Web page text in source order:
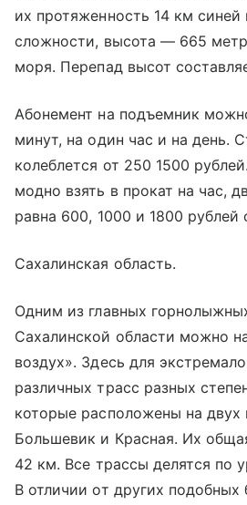
их протяженность 14 км синей
сложности, высота — 665
моря. Перепад высот
Абонемент на подъемник
минут, на один час и на день.
колеблется от 250 1500
модно взять в прокат на час,
равна 600, 1000 и 1800 рублей
Сахалинская область.
Одним из главных
Сахалинской области можно
воздух». Здесь для
различных трасс разных
которые расположены на двух
Большевик и Красная. Их
42 км. Все трассы делятся по
В отличии от других подобных